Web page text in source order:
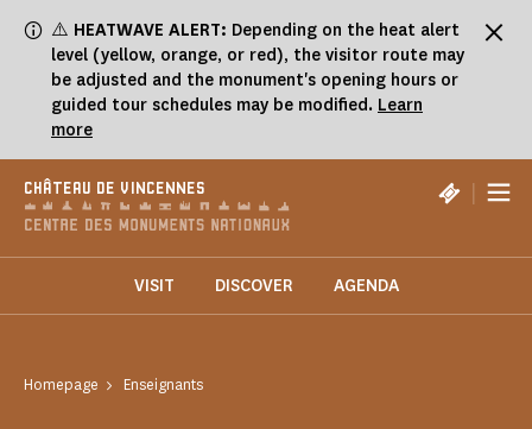
⚠️ HEATWAVE ALERT: Depending on the heat alert
level (yellow, orange, or red), the visitor route may
be adjusted and the monument's opening hours or
guided tour schedules may be modified. Learn
more
CHÂTEAU DE VINCENNES |
VISIT DISCOVER AGENDA
Homepage Enseignants